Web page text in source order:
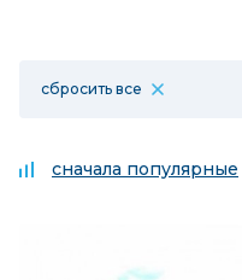
сбросить все
сначала популярные